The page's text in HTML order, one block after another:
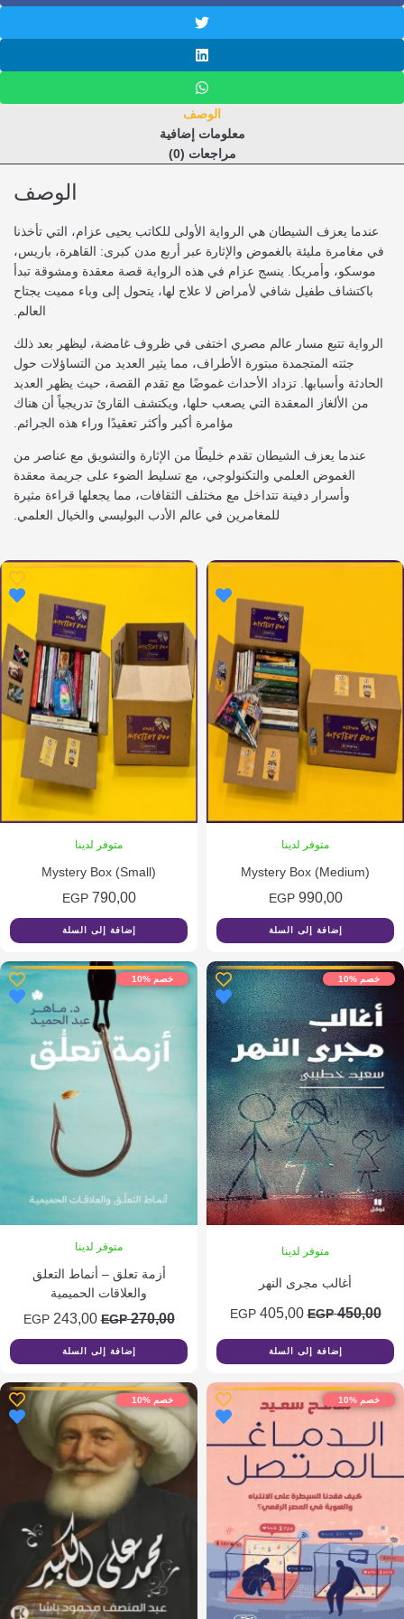
الوصف
معلومات إضافية
مراجعات (0)
الوصف
يعزف الشيطان هي الرواية الأولى للكاتب يحيى عزام، التي تأخذنا
مغامرة مليئة بالغموض والإثارة عبر أربع مدن كبرى: القاهرة، باريس،
موسكو، وأمريكا. ينسج عزام في هذه الرواية قصة معقدة ومشوقة تبدأ
باكتشاف طفيل شافي لأمراض لا علاج لها، يتحول إلى وباء مميت يجتاح
العالم.
تتبع مسار عالم مصري اختفى في ظروف غامضة، ليظهر بعد ذلك
جثته المتجمدة مبتورة الأطراف، مما يثير العديد من التساؤلات حول
وأسبابها. تزداد الأحداث غموضًا مع تقدم القصة، حيث يظهر العديد
من الألغاز المعقدة التي يصعب حلها، ويكتشف القارئ تدريجياً أن هناك
مؤامرة أكبر وأكثر تعقيدًا وراء هذه الجرائم.
عندما يعزف الشيطان تقدم خليطًا من الإثارة والتشويق مع عناصر من
الغموض العلمي والتكنولوجي، مع تسليط الضوء على جريمة معقدة
وأسرار دفينة تتداخل مع مختلف الثقافات، مما يجعلها قراءة مثيرة
للمغامرين في عالم الأدب البوليسي والخيال العلمي.
متوفر لدينا
Mystery Box (Medium)
990,00
EGP
إضافة إلى السلة
متوفر لدينا
Mystery Box (Small)
790,00
EGP
إضافة إلى السلة
%10
متوفر لدينا
أغالب مجرى النهر
EGPالسعر
هو:
450,00 EGP.
405,00
EGP السعر
405,00 EGP.
إضافة إلى السلة
خصم %10
متوفر لدينا
أزمة تعلق – أنماط التعلق
والعلاقات الحميمية
270,00
EGPالسعر
الأصلي
هو:
270,00 EGP.
243,00
EGP السعر
الحالي
هو:
243,00 EGP.
إضافة إلى السلة
%10 خصم %10